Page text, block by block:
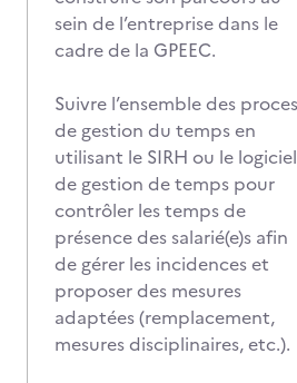
sein de l’entreprise dans le
cadre de la GPEEC.
Suivre l’ensemble des
de gestion du temps en
utilisant le SIRH ou le logiciel
de gestion de temps pour
contrôler les temps de
présence des salarié(e)s afin
de gérer les incidences et
proposer des mesures
adaptées (remplacement,
mesures disciplinaires, etc.).